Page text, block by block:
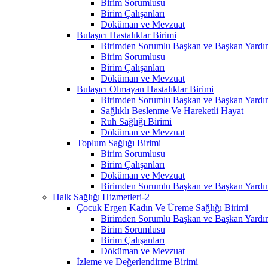
Birim Sorumlusu
Birim Çalışanları
Döküman ve Mevzuat
Bulaşıcı Hastalıklar Birimi
Birimden Sorumlu Başkan ve Başkan
Birim Sorumlusu
Birim Çalışanları
Döküman ve Mevzuat
Bulaşıcı Olmayan Hastalıklar Birimi
Birimden Sorumlu Başkan ve Başkan
Sağlıklı Beslenme Ve Hareketli Hayat
Ruh Sağlığı Birimi
Döküman ve Mevzuat
Toplum Sağlığı Birimi
Birim Sorumlusu
Birim Çalışanları
Döküman ve Mevzuat
Birimden Sorumlu Başkan ve Başkan
Halk Sağlığı Hizmetleri-2
Çocuk Ergen Kadın Ve Üreme Sağlığı Birimi
Birimden Sorumlu Başkan ve Başkan
Birim Sorumlusu
Birim Çalışanları
Döküman ve Mevzuat
İzleme ve Değerlendirme Birimi